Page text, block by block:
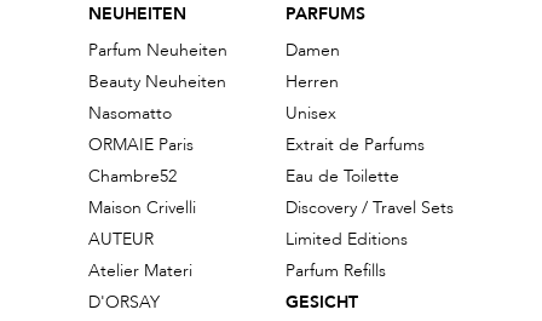
NEUHEITEN
Parfum Neuheiten
Beauty Neuheiten
Nasomatto
ORMAIE Paris
Chambre52
Maison Crivelli
AUTEUR
Atelier Materi
D'ORSAY
PARFUMS
Damen
Herren
Unisex
Extrait de Parfums
Eau de Toilette
Discovery / Travel Sets
Limited Editions
Parfum Refills
GESICHT